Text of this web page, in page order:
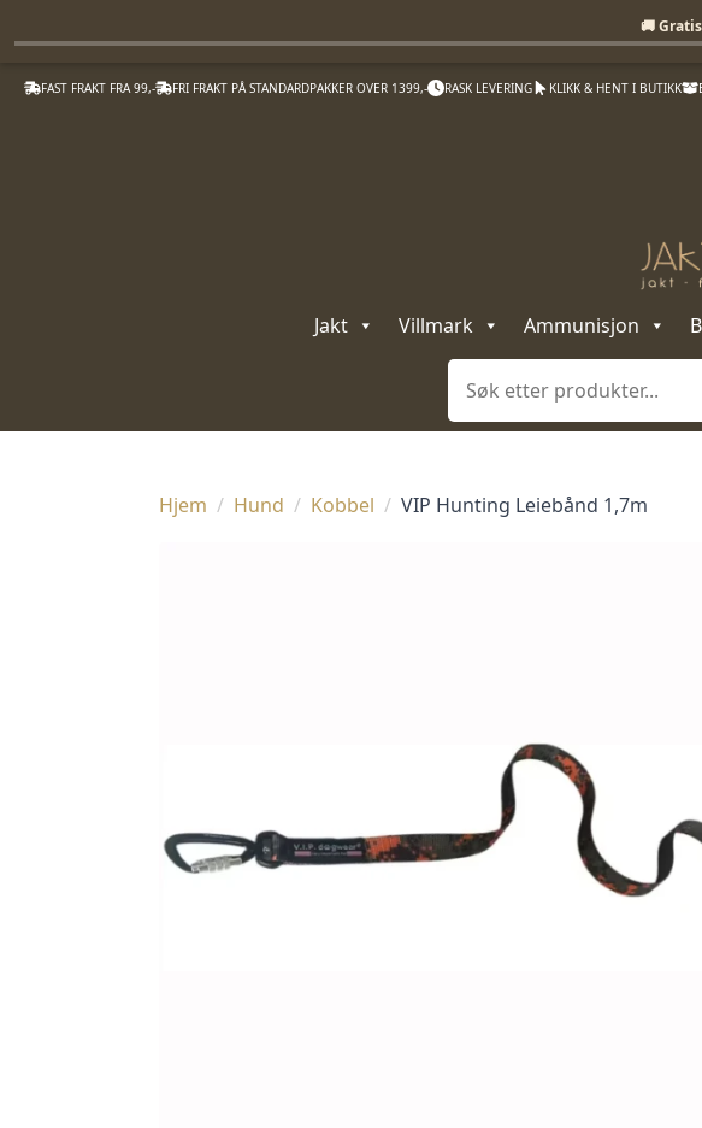
FAST FRAKT FRA 99,- FRI FRAKT PÅ STANDARDPAKKER OVER 1399,- RASK LEVERING KLIKK & HENT I BUTIKK
Jakt Villmark Ammunisjon
Søk
Hjem Hund Kobbel VIP Hunting Leiebånd 1,7m
🚚